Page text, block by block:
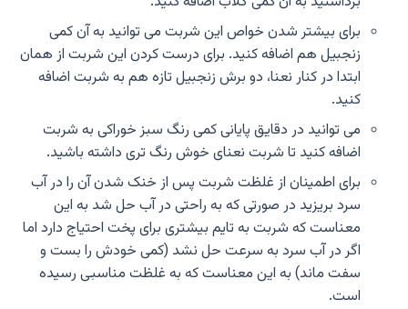
برای بیشتر شدن خواص این شربت می توانید به آن کمی
زنجبیل هم اضافه کنید. برای درست کردن این شربت از همان
ابتدا در کنار نعنا، دو برش زنجبیل تازه هم به شربت اضافه
کنید.
می توانید در دقایق پایانی کمی رنگ سبز خوراکی به شربت
اضافه کنید تا شربت نعنای خوش رنگ تری داشته باشید.
برای اطمینان از غلظت شربت پس از خنک شدن آن را در آب
سرد بریزید در صورتی که به راحتی در آب حل شد به این
معناست که شربت به تایم بیشتری برای پخت احتیاج دارد اما
اگر در آب سرد به سرعت حل نشد (کمی خودش را بست و
سفت ماند) به این معناست که به غلظت مناسبی رسیده
است.